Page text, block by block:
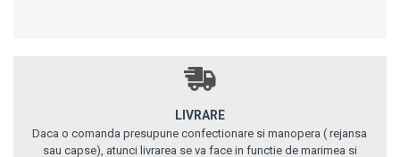
LIVRARE
Daca o comanda presupune confectionare si manopera ( rejansa
sau capse), atunci livrarea se va face in functie de marimea si